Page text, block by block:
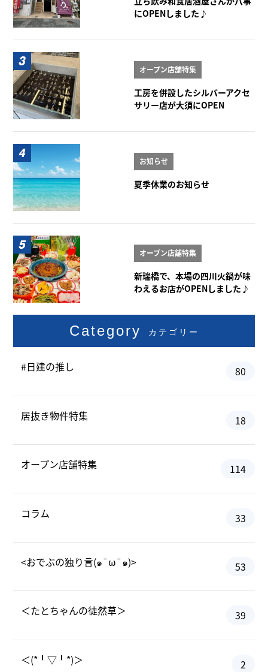
にOPENしました♪
オープン店舗特集
工房を併設したシルバーアクセ
サリー店が大須にOPEN
お知らせ
夏季休業のお知らせ
オープン店舗特集
新瑞橋で、本場の四川火鍋が味
わえるお店がOPENしました♪
Category カテゴリー
#日建の推し 80
居抜き物件特集 18
オープン店舗特集 114
コラム 33
<おでぶの独り言(๑¯ω¯๑)> 53
＜たとちゃんの徒然草＞ 39
＜(*╹▽╹*)＞ 2